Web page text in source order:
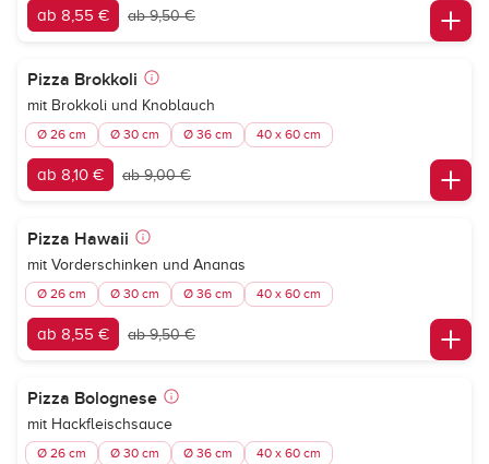
ab 8,55 € ab 9,50 €
Pizza Brokkoli
mit Brokkoli und Knoblauch
Ø 26 cm Ø 30 cm Ø 36 cm 40 x 60 cm
ab 8,10 € ab 9,00 €
Pizza Hawaii
mit Vorderschinken und Ananas
Ø 26 cm Ø 30 cm Ø 36 cm 40 x 60 cm
ab 8,55 € ab 9,50 €
Pizza Bolognese
mit Hackfleischsauce
Ø 26 cm Ø 30 cm Ø 36 cm 40 x 60 cm